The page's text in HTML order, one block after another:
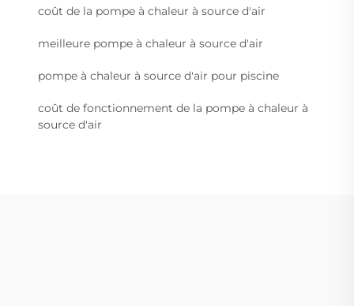
coût de la pompe à chaleur à source d'air
meilleure pompe à chaleur à source d'air
pompe à chaleur à source d'air pour piscine
coût de fonctionnement de la pompe à chaleur à
source d'air